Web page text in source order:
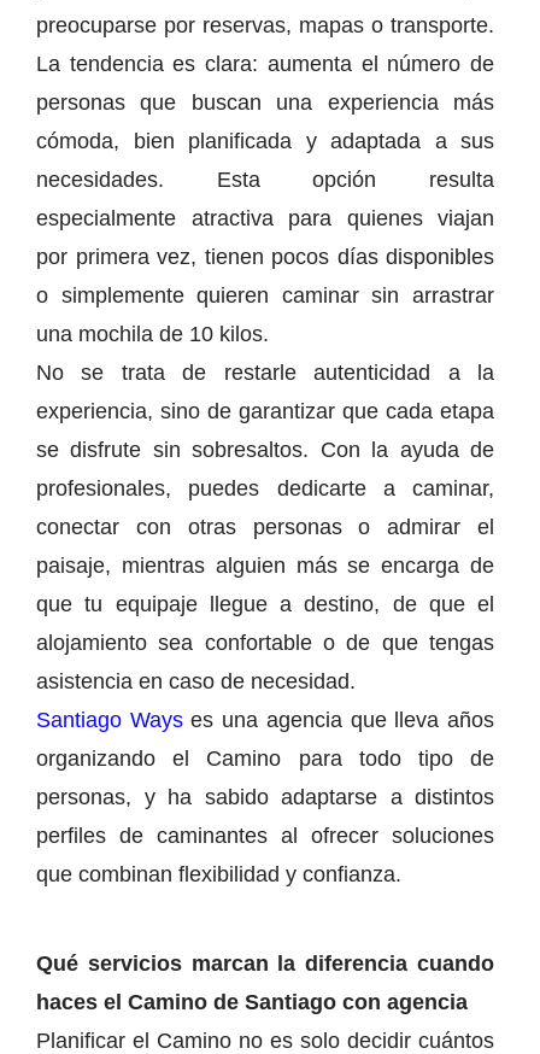
preocuparse por reservas, mapas o transporte.
La tendencia es clara: aumenta el número de
personas que buscan una experiencia más
cómoda, bien planificada y adaptada a sus
necesidades. Esta opción resulta
especialmente atractiva para quienes viajan
por primera vez, tienen pocos días disponibles
o simplemente quieren caminar sin arrastrar
una mochila de 10 kilos.
No se trata de restarle autenticidad a la
experiencia, sino de garantizar que cada etapa
se disfrute sin sobresaltos. Con la ayuda de
profesionales, puedes dedicarte a caminar,
conectar con otras personas o admirar el
paisaje, mientras alguien más se encarga de
que tu equipaje llegue a destino, de que el
alojamiento sea confortable o de que tengas
asistencia en caso de necesidad.
Santiago Wayses una agencia que lleva años
organizando el Camino para todo tipo de
personas, y ha sabido adaptarse a distintos
perfiles de caminantes al ofrecer soluciones
que combinan flexibilidad y confianza.
Qué servicios marcan la diferencia cuando
haces el Camino de Santiago con agencia
Planificar el Camino no es solo decidir cuántos